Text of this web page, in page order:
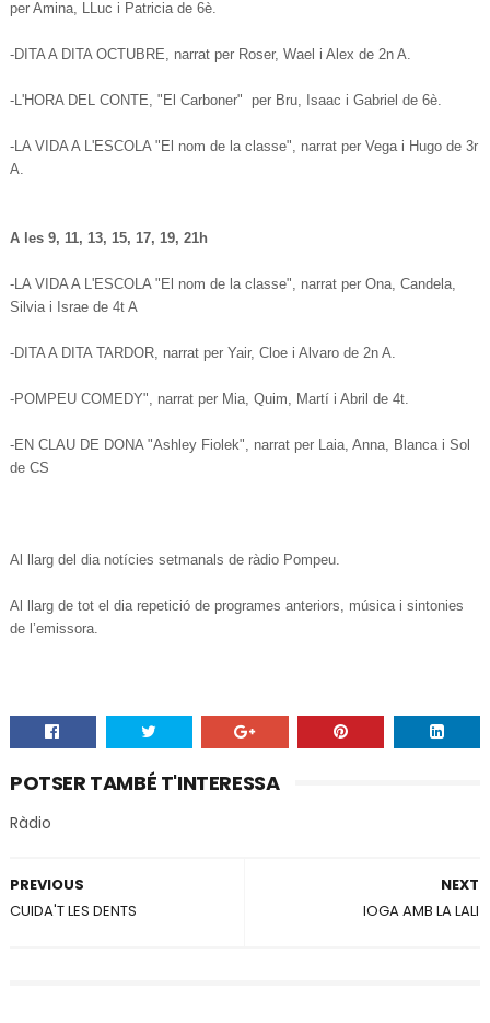
per Amina, LLuc i Patricia de 6è.
-DITA A DITA OCTUBRE, narrat per Roser, Wael i Alex de 2n A.
-L'HORA DEL CONTE, "El Carboner" per Bru, Isaac i Gabriel de 6è.
-LA VIDA A L'ESCOLA "El nom de la classe", narrat per Vega i Hugo de 3r
A.
A les 9, 11, 13, 15, 17, 19, 21h
-LA VIDA A L'ESCOLA "El nom de la classe", narrat per Ona, Candela,
Silvia i Israe de 4t A
-DITA A DITA TARDOR, narrat per Yair, Cloe i Alvaro de 2n A.
-POMPEU COMEDY", narrat per Mia, Quim, Martí i Abril de 4t.
-EN CLAU DE DONA "Ashley Fiolek", narrat per Laia, Anna, Blanca i Sol
de CS
Al llarg del dia notícies setmanals de ràdio Pompeu.
Al llarg de tot el dia repetició de programes anteriors, música i sintonies
de l’emissora.
POTSER TAMBÉ T'INTERESSA
Ràdio
NEXT
IOGA AMB LA LALI
PREVIOUS
CUIDA'T LES DENTS